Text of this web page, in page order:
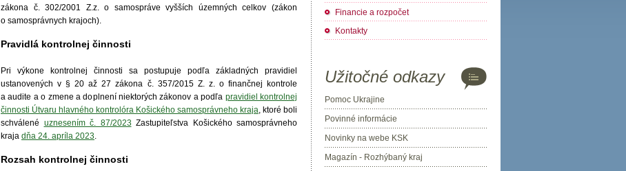
zákona č. 302/2001 Z.z. o samospráve vyšších územných celkov (zákon
o samosprávnych krajoch).
Pravidlá kontrolnej činnosti
Pri výkone kontrolnej činnosti sa postupuje podľa základných pravidiel
ustanovených v § 20 až 27 zákona č. 357/2015 Z. z. o finančnej kontrole
a audite a o zmene a doplnení niektorých zákonov a podľa pravidiel kontrolnej
činnosti Útvaru hlavného kontrolóra Košického samosprávneho kraja, ktoré boli
schválené uznesením č. 87/2023 Zastupiteľstva Košického samosprávneho
kraja dňa 24. apríla 2023.
Rozsah kontrolnej činnosti
Financie a rozpočet
Kontakty
Užitočné odkazy
Pomoc Ukrajine
Povinné informácie
Novinky na webe KSK
Magazín - Rozhýbaný kraj